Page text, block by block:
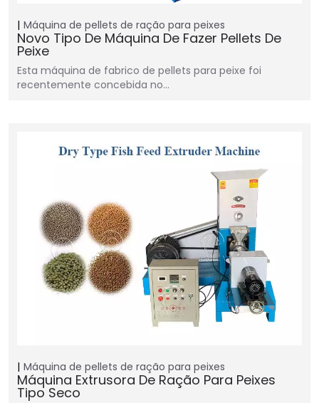
Máquina de pellets de ração para peixes
Novo Tipo De Máquina De Fazer Pellets De
Peixe
Esta máquina de fabrico de pellets para peixe foi
recentemente concebida no…
Máquina de pellets de ração para peixes
Máquina Extrusora De Ração Para Peixes
Tipo Seco